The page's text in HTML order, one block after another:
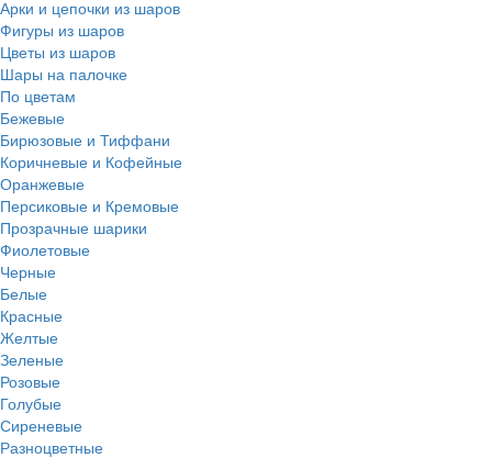
Арки и цепочки из шаров
Фигуры из шаров
Цветы из шаров
Шары на палочке
По цветам
Бежевые
Бирюзовые и Тиффани
Коричневые и Кофейные
Оранжевые
Персиковые и Кремовые
Прозрачные шарики
Фиолетовые
Черные
Белые
Красные
Желтые
Зеленые
Розовые
Голубые
Сиреневые
Разноцветные